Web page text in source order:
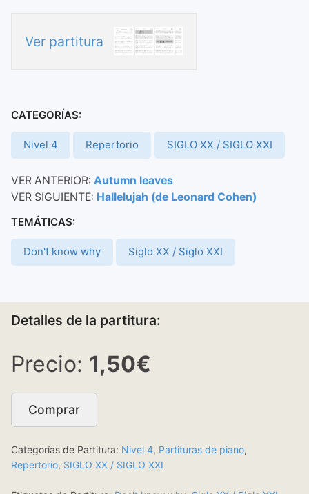
Ver partitura
CATEGORÍAS:
Nivel 4 Repertorio SIGLO XX / SIGLO XXI
VER ANTERIOR: Autumn leaves
VER SIGUIENTE: Hallelujah (de Leonard Cohen)
TEMÁTICAS:
Don't know why Siglo XX / Siglo XXI
Detalles de la partitura:
1,50€
Comprar
Categorías de Partitura: Nivel 4, Partituras de piano,
Repertorio, SIGLO XX / SIGLO XXI